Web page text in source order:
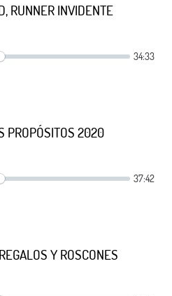
RUNNER INVIDENTE
PROPÓSITOS 2020
Y ROSCONES